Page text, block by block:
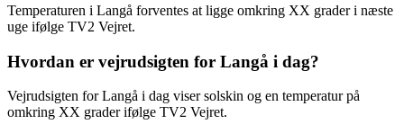
Temperaturen i Langå forventes at ligge omkring XX grader i næste
uge ifølge TV2 Vejret.
Hvordan er vejrudsigten for Langå i dag?
Vejrudsigten for Langå i dag viser solskin og en temperatur på
omkring XX grader ifølge TV2 Vejret.